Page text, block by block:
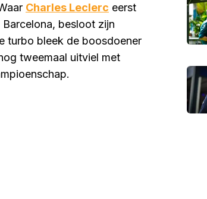
Charles Leclerc eerst
besloot zijn
turbo bleek de boosdoener
tweemaal uitviel met